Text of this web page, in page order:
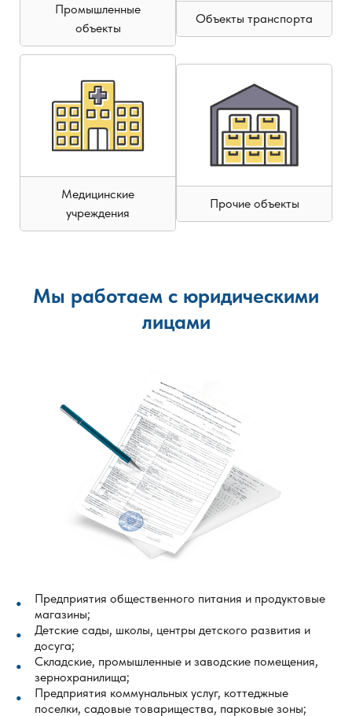
Промышленные
объекты
Объекты транспорта
Медицинские
учреждения
Прочие объекты
Мы работаем с юридическими
лицами
Предприятия общественного питания и продуктовые
магазины;
Детские сады, школы, центры детского развития и
досуга;
Складские, промышленные и заводские помещения,
зернохранилища;
Предприятия коммунальных услуг, коттеджные
поселки, садовые товарищества, парковые зоны;